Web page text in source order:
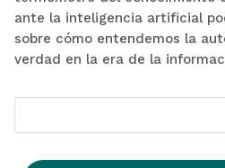
ante la inteligencia artificial
sobre cómo entendemos la
verdad en la era de la